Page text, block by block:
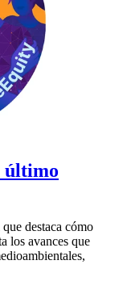
último
destaca cómo
los avances que